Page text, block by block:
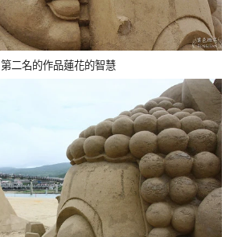
第二名的作品蓮花的智慧